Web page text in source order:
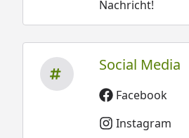
Nachricht!
Social Media
Facebook
Instagram